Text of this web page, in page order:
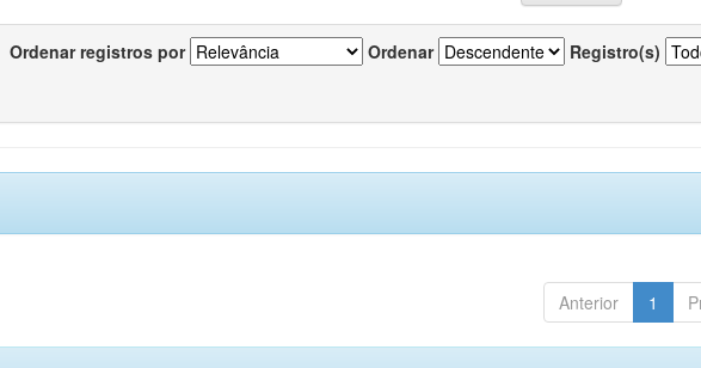
Ordenar registros por Ordenar Registro(s)
Anterior 1